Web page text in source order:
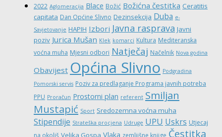
2022 Aglomeracija Blace Božić Božićna čestitka Ceratitis
capitata Dan Općine Slivno Dezinsekcija Duba e-
Savjetovanje HAPIH Izbori Javna rasprava Javni
poziv Jurica Mušan Klek komarci Kultura Mediteranska
voćna muha Mjesni odbori Natječaj Načelnik Nova godina
Obavijest Općina Slivno Podgradina
Pomorski servis Poziv za predlaganje Programa javnih potreba
PPU Proračun Prostorni plan referent Smiljan
Mustapić Sport Sredozemna voćna muha
Stipendije Strateška procjena Udruge UPU Uskrs Utjecaj
Velika Gospa Vlaka Čestitka